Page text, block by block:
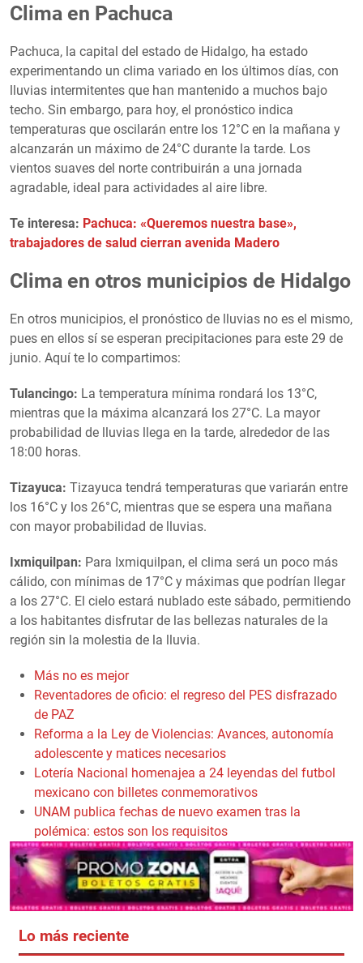
Clima en Pachuca
Pachuca, la capital del estado de Hidalgo, ha estado
experimentando un clima variado en los últimos días, con
lluvias intermitentes que han mantenido a muchos bajo
techo. Sin embargo, para hoy, el pronóstico indica
temperaturas que oscilarán entre los 12°C en la mañana y
alcanzarán un máximo de 24°C durante la tarde. Los
vientos suaves del norte contribuirán a una jornada
agradable, ideal para actividades al aire libre.
Te interesa: Pachuca: «Queremos nuestra base»,
trabajadores de salud cierran avenida Madero
Clima en otros municipios de Hidalgo
En otros municipios, el pronóstico de lluvias no es el mismo,
pues en ellos sí se esperan precipitaciones para este 29 de
junio. Aquí te lo compartimos:
Tulancingo: La temperatura mínima rondará los 13°C,
mientras que la máxima alcanzará los 27°C. La mayor
probabilidad de lluvias llega en la tarde, alrededor de las
18:00 horas.
Tizayuca: Tizayuca tendrá temperaturas que variarán entre
los 16°C y los 26°C, mientras que se espera una mañana
con mayor probabilidad de lluvias.
Ixmiquilpan: Para Ixmiquilpan, el clima será un poco más
cálido, con mínimas de 17°C y máximas que podrían llegar
a los 27°C. El cielo estará nublado este sábado, permitiendo
a los habitantes disfrutar de las bellezas naturales de la
región sin la molestia de la lluvia.
Más no es mejor
Reventadores de oficio: el regreso del PES disfrazado
de PAZ
Reforma a la Ley de Violencias: Avances, autonomía
adolescente y matices necesarios
Lotería Nacional homenajea a 24 leyendas del futbol
mexicano con billetes conmemorativos
UNAM publica fechas de nuevo examen tras la
polémica: estos son los requisitos
Lo más reciente